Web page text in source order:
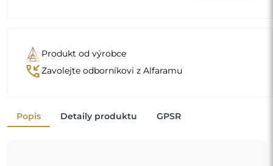
Produkt od výrobce
phone_callbackZavolejte odborníkovi z Alfaramu
Popis Detaily produktu GPSR